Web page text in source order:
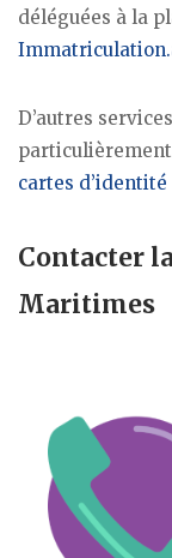
déléguées à la
D’autres
cartes d’identité
Contacter
Maritimes